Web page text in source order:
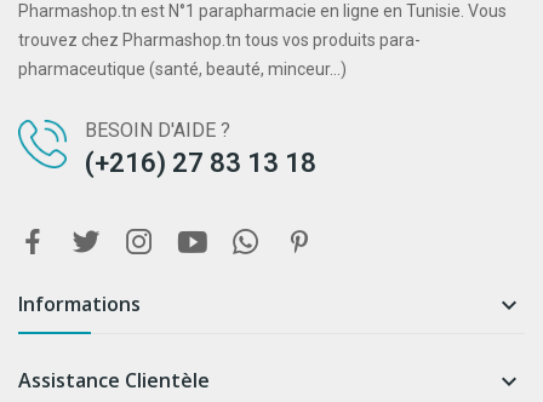
Pharmashop.tn est N°1 parapharmacie en ligne en Tunisie. Vous
trouvez chez Pharmashop.tn tous vos produits para-
pharmaceutique (santé, beauté, minceur...)
BESOIN D'AIDE ?
(+216) 27 83 13 18
Informations 
Assistance Clientèle 